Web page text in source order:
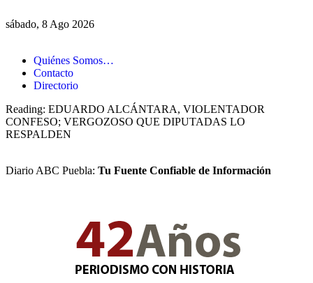
sábado, 8 Ago 2026
Quiénes Somos…
Contacto
Directorio
Reading: EDUARDO ALCÁNTARA, VIOLENTADOR
CONFESO; VERGOZOSO QUE DIPUTADAS LO
RESPALDEN
Diario ABC Puebla: Tu Fuente Confiable de Información